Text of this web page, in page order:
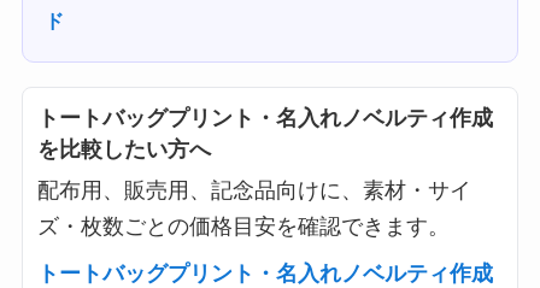
ド
トートバッグプリント・名入れノベルティ作成
を比較したい方へ
配布用、販売用、記念品向けに、素材・サイ
ズ・枚数ごとの価格目安を確認できます。
トートバッグプリント・名入れノベルティ作成